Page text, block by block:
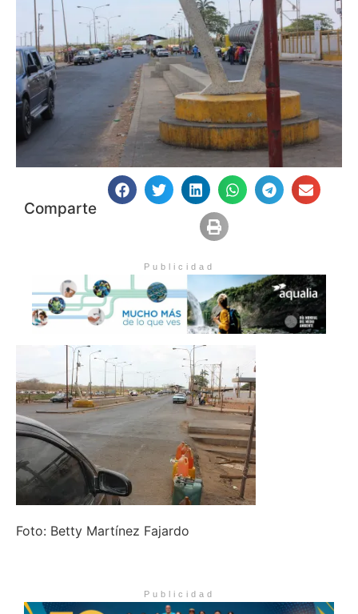
Comparte
Publicidad
Foto: Betty Martínez Fajardo
Publicidad